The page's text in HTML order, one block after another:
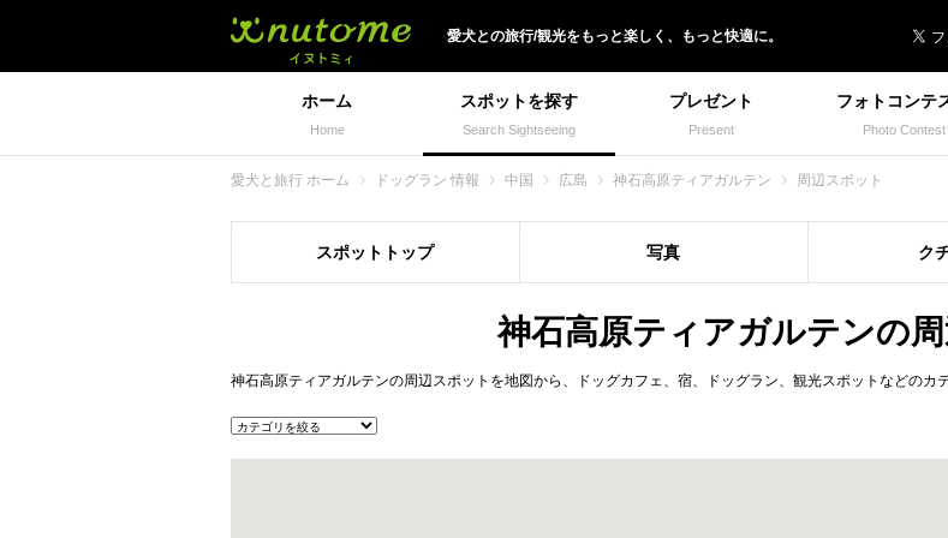
愛犬との旅行/観光をもっと楽しく、 もっと快適に。
ホーム
Home
スポットを探す
Search Sightseeing
プレゼント
Present
フォトコンテ
Photo Contest
愛犬と旅行 ホーム ドッグラン 情報 中国 広島 神石高原ティアガルテン 周辺スポット
スポット トップ 写真 ク
神石高原ティアガルテンの
神石高原ティアガルテンの周辺スポットを地図から、ドッグカフェ、宿、ドッグラン、観光スポットなどのカ